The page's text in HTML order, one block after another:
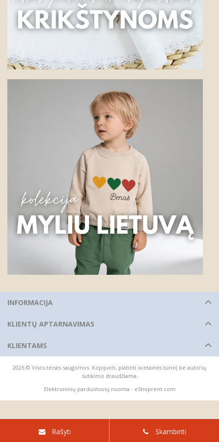
INFORMACIJA
KLIENTŲ APTARNAVIMAS
KLIENTAMS
2026 © Visos teisės saugomos. Kopijuoti, platinti svetainės turinį be autorių
sutikimo draudžiama.
Elektroninių parduotuvių nuoma - eShoprent.com
Rašyti Skambinti